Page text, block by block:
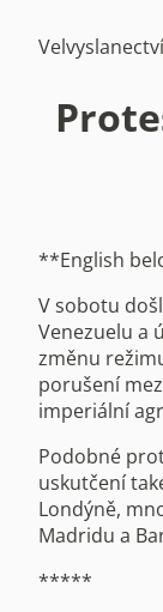
**English
V sobotu
Venezuelu a
změnu
porušení
imperiální
Podobné
uskutčení
Londýně,
Madridu a
*****